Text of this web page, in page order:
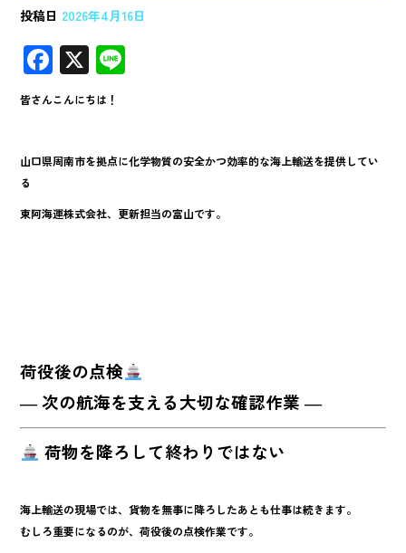
投稿日 2026年4月16日
F
ac
e
b
o
o
X
皆さんこんにちは！
山口県周南市を拠点に化学物質の安全かつ効率的な海上輸送を提供してい
る
東阿海運株式会社、更新担当の富山です。
荷役後の点検
― 次の航海を支える大切な確認作業 ―
荷物を降ろして終わりではない
海上輸送の現場では、貨物を無事に降ろしたあとも仕事は続きます。
むしろ重要になるのが、荷役後の点検作業です。